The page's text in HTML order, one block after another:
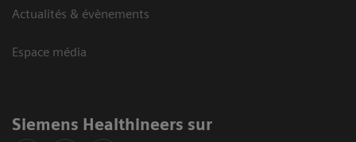
Actualités & évènements
Espace média
Siemens Healthineers sur